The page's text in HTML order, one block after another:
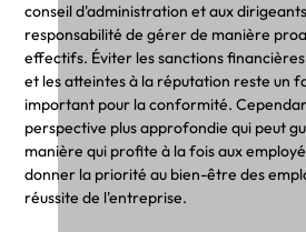
conseil d'administration et aux
responsabilité de gérer de manière
effectifs. Éviter les sanctions
et les atteintes à la réputation reste un
important pour la conformité.
perspective plus approfondie qui peut
manière qui profite à la fois aux
donner la priorité au bien-être des
réussite de l'entreprise.